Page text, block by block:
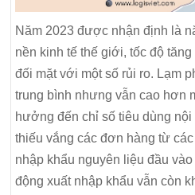
Năm 2023 được nhận định là
nền kinh tế thế giới, tốc độ
đối mặt với một số rủi ro. Lạm
trung bình nhưng vẫn cao hơn
hưởng đến chỉ số tiêu dùng
thiếu vắng các đơn hàng từ
nhập khẩu nguyên liệu đầu
động xuất nhập khẩu vẫn còn